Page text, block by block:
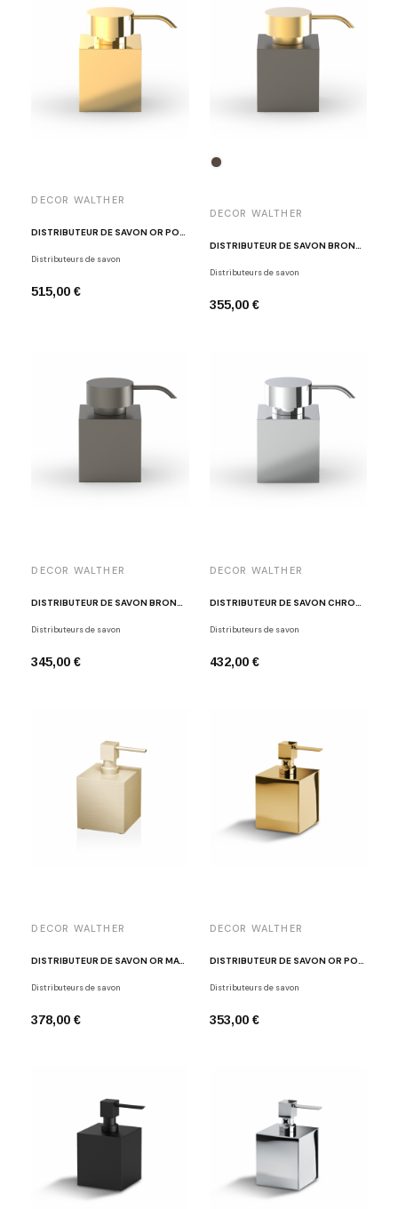
DECOR WALTHER
DISTRIBUTEUR DE SAVON OR POLI 24 CARATS DW 476 N
Distributeurs de savon
515,00 €
DECOR WALTHER
DISTRIBUTEUR DE SAVON BRONZE / OR MAT DW 476 N
Distributeurs de savon
355,00 €
DECOR WALTHER
DISTRIBUTEUR DE SAVON BRONZE DW 476 N
Distributeurs de savon
345,00 €
DECOR WALTHER
DISTRIBUTEUR DE SAVON CHROME POLI DW 476 N
Distributeurs de savon
432,00 €
DECOR WALTHER
DISTRIBUTEUR DE SAVON OR MAT DW 475
Distributeurs de savon
378,00 €
DECOR WALTHER
Distributeurs de savon
353,00 €